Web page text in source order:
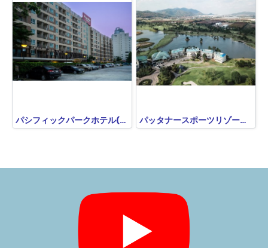
パシフィックパークホテル(シラチャ)PACIFIC PARK HOTEL パッタナースポーツリゾート PATTANA SPORTS RESORT